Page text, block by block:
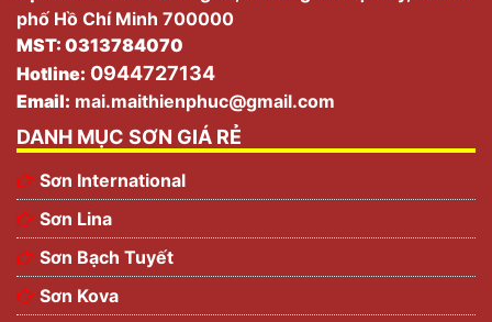
phố Hồ Chí Minh 700000
MST: 0313784070
Hotline: 0944727134
Email: mai.maithienphuc@gmail.com
DANH MỤC SƠN GIÁ RẺ
Sơn International
Sơn Lina
Sơn Bạch Tuyết
Sơn Kova